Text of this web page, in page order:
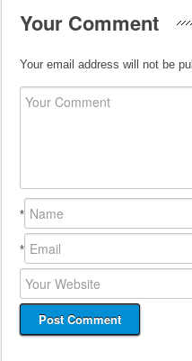
Your Comment
Your email address will not be
*
*